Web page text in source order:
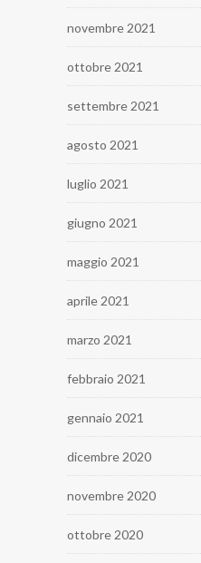
novembre 2021
ottobre 2021
settembre 2021
agosto 2021
luglio 2021
giugno 2021
maggio 2021
aprile 2021
marzo 2021
febbraio 2021
gennaio 2021
dicembre 2020
novembre 2020
ottobre 2020